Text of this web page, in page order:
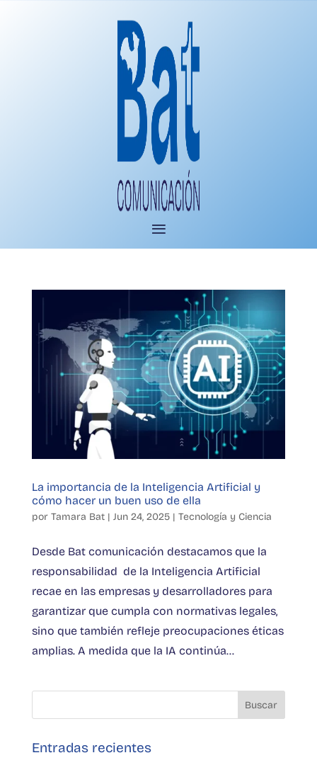
La importancia de la Inteligencia Artificial y
cómo hacer un buen uso de ella
por Tamara Bat| Jun 24, 2025| Tecnología y Ciencia
Desde Bat comunicación destacamos que la
responsabilidad de la Inteligencia Artificial
recae en las empresas y desarrolladores para
garantizar que cumpla con normativas legales,
sino que también refleje preocupaciones éticas
amplias. A medida que la IA continúa...
Entradas recientes